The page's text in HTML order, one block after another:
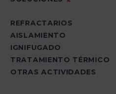
REFRACTARIOS
AISLAMIENTO
IGNIFUGADO
TRATAMIENTO TÉRMICO
OTRAS ACTIVIDADES